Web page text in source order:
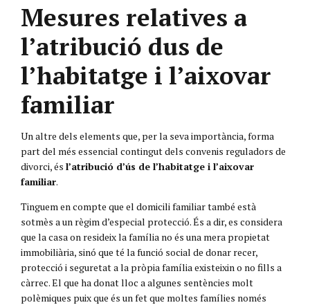
Mesures relatives a
l’atribució dus de
l’habitatge i l’aixovar
familiar
Un altre dels elements que, per la seva importància, forma
part del més essencial contingut dels convenis reguladors de
divorci, és l’atribució d’ús de l’habitatge i l’aixovar
familiar.
Tinguem en compte que el domicili familiar també està
sotmès a un règim d’especial protecció. És a dir, es considera
que la casa on resideix la família no és una mera propietat
immobiliària, sinó que té la funció social de donar recer,
protecció i seguretat a la pròpia família existeixin o no fills a
càrrec. El que ha donat lloc a algunes sentències molt
polèmiques puix que és un fet que moltes famílies només